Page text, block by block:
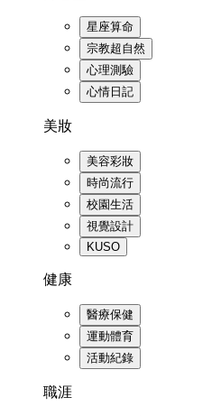
星座算命
宗教超自然
心理測驗
心情日記
美妝
美容彩妝
時尚流行
校園生活
視覺設計
KUSO
健康
醫療保健
運動體育
活動紀錄
職涯